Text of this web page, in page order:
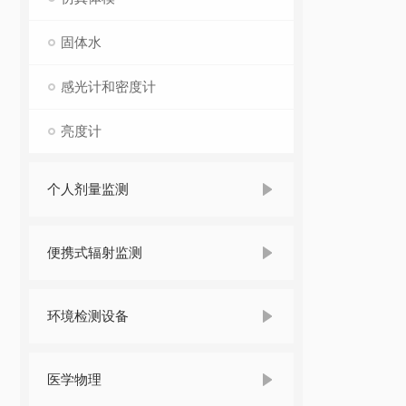
固体水
感光计和密度计
亮度计
个人剂量监测
便携式辐射监测
环境检测设备
医学物理